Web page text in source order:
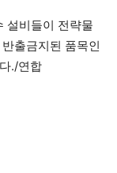
설비들이 전략물
출금지된 품목인
./연합